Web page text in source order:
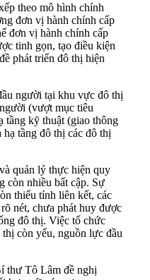
theo mô hình chính
đơn vị hành chính cấp
đơn vị hành chính cấp
tinh gọn, tạo điều kiện
phát triển đô thị hiện
người tại khu vực đô thị
(vượt mục tiêu
tầng kỹ thuật (giao thông
tầng đô thị các đô thị
quản lý thực hiện quy
còn nhiều bất cập. Sự
thiếu tính liên kết, các
nét, chưa phát huy được
đô thị. Việc tổ chức
còn yếu, nguồn lực đầu
thư Tô Lâm đề nghị